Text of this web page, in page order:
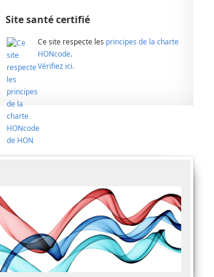
Site santé certifié
Ce site respecte les principes de la charte
HONcode.
Vérifiez ici.